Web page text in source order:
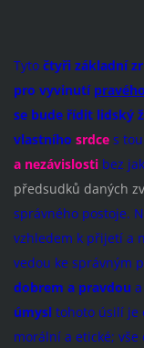
Tyto čtyři základní
pro vyvinutí
se bude řídit lidský
vlastního srdce s
a nezávislosti bez
předsudků daných
správného postoje.
vzhledem k přijetí a
vedou ke správným
dobrem a pravdou
úmysltohoto úsilí je
morální a etické;